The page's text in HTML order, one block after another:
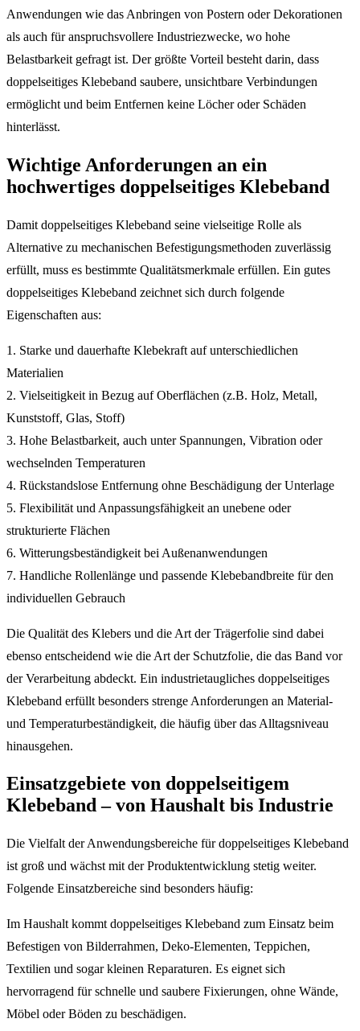
Anwendungen wie das Anbringen von Postern oder Dekorationen
als auch für anspruchsvollere Industriezwecke, wo hohe
Belastbarkeit gefragt ist. Der größte Vorteil besteht darin, dass
doppelseitiges Klebeband saubere, unsichtbare Verbindungen
ermöglicht und beim Entfernen keine Löcher oder Schäden
hinterlässt.
Wichtige Anforderungen an ein
hochwertiges doppelseitiges Klebeband
Damit doppelseitiges Klebeband seine vielseitige Rolle als
Alternative zu mechanischen Befestigungsmethoden zuverlässig
erfüllt, muss es bestimmte Qualitätsmerkmale erfüllen. Ein gutes
doppelseitiges Klebeband zeichnet sich durch folgende
Eigenschaften aus:
1. Starke und dauerhafte Klebekraft auf unterschiedlichen
Materialien
2. Vielseitigkeit in Bezug auf Oberflächen (z.B. Holz, Metall,
Kunststoff, Glas, Stoff)
3. Hohe Belastbarkeit, auch unter Spannungen, Vibration oder
wechselnden Temperaturen
4. Rückstandslose Entfernung ohne Beschädigung der Unterlage
5. Flexibilität und Anpassungsfähigkeit an unebene oder
strukturierte Flächen
6. Witterungsbeständigkeit bei Außenanwendungen
7. Handliche Rollenlänge und passende Klebebandbreite für den
individuellen Gebrauch
Die Qualität des Klebers und die Art der Trägerfolie sind dabei
ebenso entscheidend wie die Art der Schutzfolie, die das Band vor
der Verarbeitung abdeckt. Ein industrietaugliches doppelseitiges
Klebeband erfüllt besonders strenge Anforderungen an Material-
und Temperaturbeständigkeit, die häufig über das Alltagsniveau
hinausgehen.
Einsatzgebiete von doppelseitigem
Klebeband – von Haushalt bis Industrie
Die Vielfalt der Anwendungsbereiche für doppelseitiges Klebeband
ist groß und wächst mit der Produktentwicklung stetig weiter.
Folgende Einsatzbereiche sind besonders häufig:
Im Haushalt kommt doppelseitiges Klebeband zum Einsatz beim
Befestigen von Bilderrahmen, Deko-Elementen, Teppichen,
Textilien und sogar kleinen Reparaturen. Es eignet sich
hervorragend für schnelle und saubere Fixierungen, ohne Wände,
Möbel oder Böden zu beschädigen.